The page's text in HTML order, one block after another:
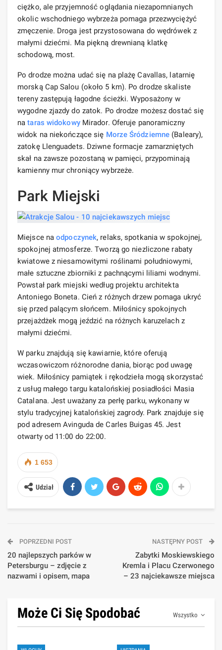
ciężko, ale przyjemność oglądania niezapomnianych
okolic wschodniego wybrzeża pomaga przezwyciężyć
zmęczenie. Droga jest przystosowana do wędrówek z
małymi dziećmi. Ma piękną drewnianą klatkę
schodową, most.
Po drodze można udać się na plażę Cavallas, latarnię
morską Cap Salou (około 5 km). Po drodze skaliste
tereny zastępują łagodne ścieżki. Wyposażony w
wygodne zjazdy do zatok. Po drodze możesz dostać się
nataras widokowyMirador. Oferuje panoramiczny
widok na niekończące się Morze Śródziemne (Baleary),
zatokę Llenguadets. Dziwne formacje zamarzniętych
skał na zawsze pozostaną w pamięci, przypominają
kamienny mur chroniący wybrzeże.
Park Miejski
Miejsce naodpoczynek, relaks, spotkania w spokojnej,
spokojnej atmosferze. Tworzą go niezliczone rabaty
kwiatowe z niesamowitymi roślinami południowymi,
małe sztuczne zbiorniki z pachnącymi liliami wodnymi.
Powstał park miejski według projektu architekta
Antoniego Boneta. Cień z różnych drzew pomaga ukryć
się przed palącym słońcem. Miłośnicy spokojnych
przejażdżek mogą jeździć na różnych karuzelach z
małymi dziećmi.
W parku znajdują się kawiarnie, które oferują
wczasowiczom różnorodne dania, biorąc pod uwagę
wiek. Miłośnicy pamiątek i rękodzieła mogą skorzystać
z usług małego targu katalońskiej posiadłości Masia
Catalana. Jest uważany za perłę parku, wykonany w
stylu tradycyjnej katalońskiej zagrody. Park znajduje się
pod adresem Avinguda de Carles Buigas 45. Jest
otwarty od 11:00 do 22:00.
1 653
Udział
POPRZEDNI POST
20 najlepszych parków w
Petersburgu – zdjęcie z
nazwami i opisem, mapa
NASTĘPNY POST
Zabytki Moskiewskiego
Kremla i Placu Czerwonego
– 23 najciekawsze miejsca
Wszystko
Może Ci Się Spodobać